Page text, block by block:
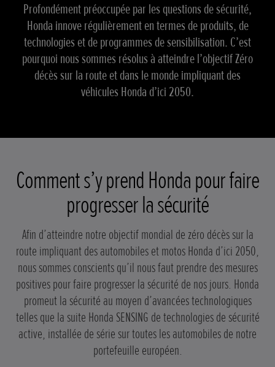
Profondément préoccupée par les questions de sécurité,
Honda innove régulièrement en termes de produits, de
technologies et de programmes de sensibilisation. C’est
pourquoi nous sommes résolus à atteindre l’objectif Zéro
décès sur la route et dans le monde impliquant des
véhicules Honda d’ici 2050.
Comment s’y prend Honda pour faire
progresser la sécurité
Afin d’atteindre notre objectif mondial de zéro décès sur la
route impliquant des automobiles et motos Honda d’ici 2050,
nous sommes conscients qu’il nous faut prendre des mesures
positives pour faire progresser la sécurité de nos jours. Honda
promeut la sécurité au moyen d’avancées technologiques
telles que la suite Honda SENSING de technologies de sécurité
active, installée de série sur toutes les automobiles de notre
portefeuille européen.